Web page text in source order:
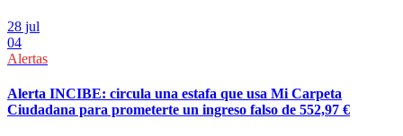
28 jul
04
Alertas
Alerta INCIBE: circula una estafa que usa Mi Carpeta
Ciudadana para prometerte un ingreso falso de 552,97 €